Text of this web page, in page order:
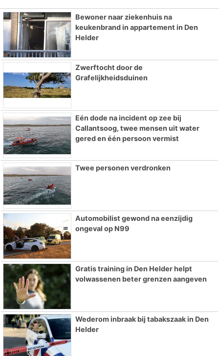
Bewoner naar ziekenhuis na
keukenbrand in appartement in Den
Helder
Zwerftocht door de
Grafelijkheidsduinen
Eén dode na incident op zee bij
Callantsoog, twee mensen uit water
gered en één persoon vermist
Twee personen verdronken
Automobilist gewond na eenzijdig
ongeval op N99
Gratis training in Den Helder helpt
volwassenen beter grenzen aangeven
Wederom inbraak bij tabakszaak in Den
Helder